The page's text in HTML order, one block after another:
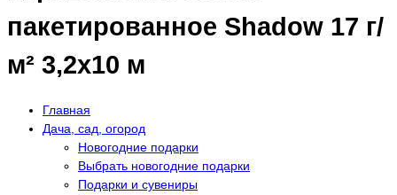
пакетированное Shadow 17 г/
м² 3,2x10 м
Главная
Дача, сад, огород
Новогодние подарки
Выбрать новогодние подарки
Подарки и сувениры